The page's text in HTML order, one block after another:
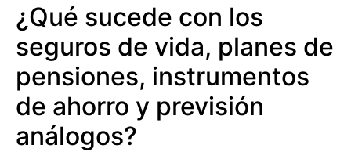
¿Qué sucede con los
seguros de vida, planes de
pensiones, instrumentos
de ahorro y previsión
análogos?